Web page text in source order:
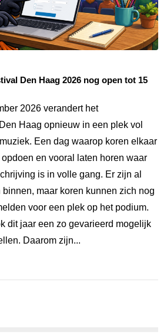
Den Haag 2026 nog open tot 15
2026 verandert het
Haag opnieuw in een plek vol
Een dag waarop koren elkaar
en vooral laten horen waar
is in volle gang. Er zijn al
maar koren kunnen zich nog
voor een plek op het podium.
dit jaar een zo gevarieerd mogelijk
Daarom zijn...